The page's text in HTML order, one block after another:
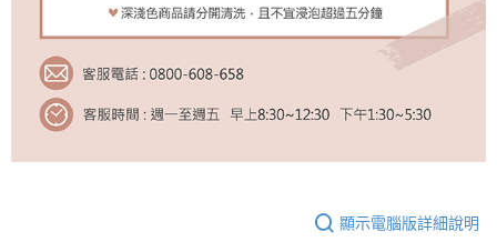
顯示電腦版詳細說明